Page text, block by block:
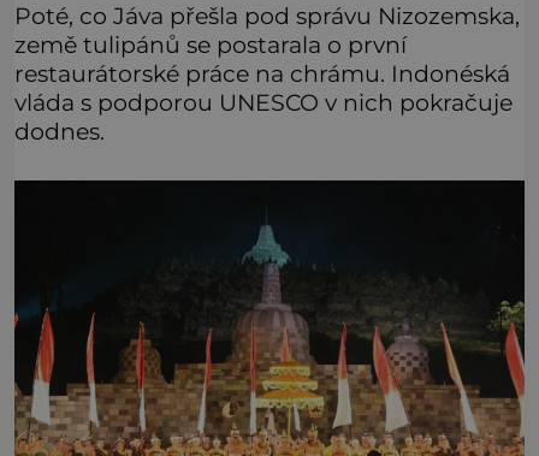
Poté, co Jáva přešla pod správu Nizozemska,
země tulipánů se postarala o první
restaurátorské práce na chrámu. Indonéská
vláda s podporou UNESCO v nich pokračuje
dodnes.